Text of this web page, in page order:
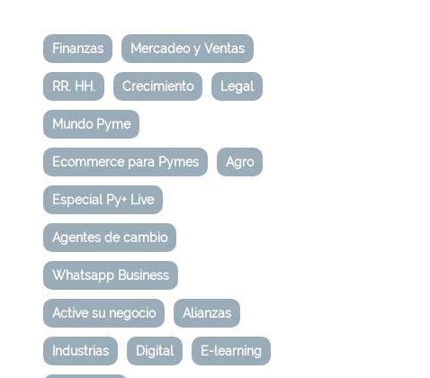
Finanzas Mercadeo y Ventas
RR. HH. Crecimiento Legal
Mundo Pyme
Ecommerce para Pymes Agro
Especial Py+ Live
Agentes de cambio
Whatsapp Business
Active su negocio Alianzas
Industrias Digital E-learning